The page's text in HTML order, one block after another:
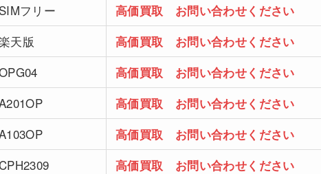
SIMフリー 高価買取 お問い合わせください
天版 高価買取 お問い合わせください
高価買取 お問い合わせください
高価買取 お問い合わせください
高価買取 お問い合わせください
高価買取 お問い合わせください